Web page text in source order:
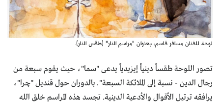
لوحة للفنان مسافر قاسم، بعنوان "مراسم النار" (طقس النار).
تصور اللوحة طقساً دينياً إيزيدياً يدعى "سما"، حيث يقوم سبعة من
رجال الدين - نسبة إلى الملائكة السبعة" ــ بالدوران حول قنديل "چرا"،
يرافقه ترتيل الأقوال والأدعية الدينية. تجسد هذه المراسم خلق الله